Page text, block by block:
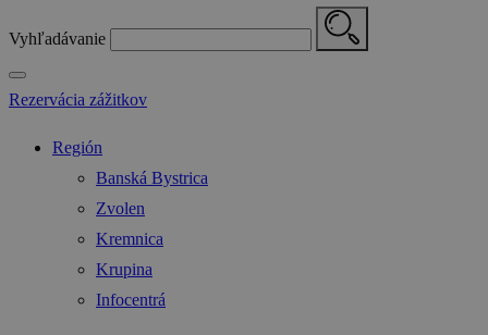
Vyhľadávanie
Rezervácia zážitkov
Región
Banská Bystrica
Zvolen
Kremnica
Krupina
Infocentrá